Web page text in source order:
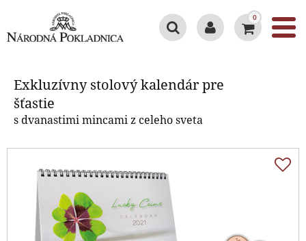
0
Exkluzívny stolový kalendár pre
šťastie
s dvanastimi mincami z celeho sveta
Exkluzívny stolový kalendár pre